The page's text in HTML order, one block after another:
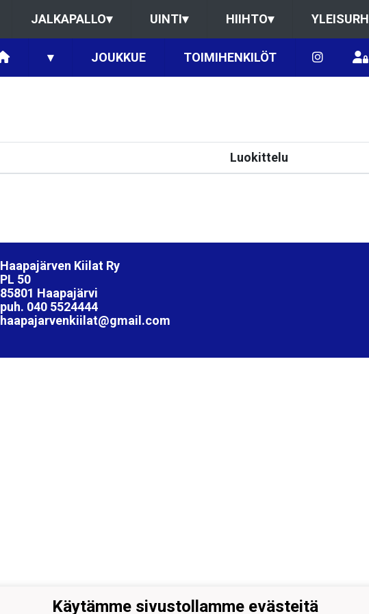
JALKAPALLO▾ UINTI▾ HIIHTO▾
▾ JOUKKUE TOIMIHENKILÖT
Luokittelu
Haapajärven Kiilat Ry
PL 50
85801 Haapajärvi
puh. 040 5524444
haapajarvenkiilat@gmail.com
Käytämme sivustollamme evästeitä